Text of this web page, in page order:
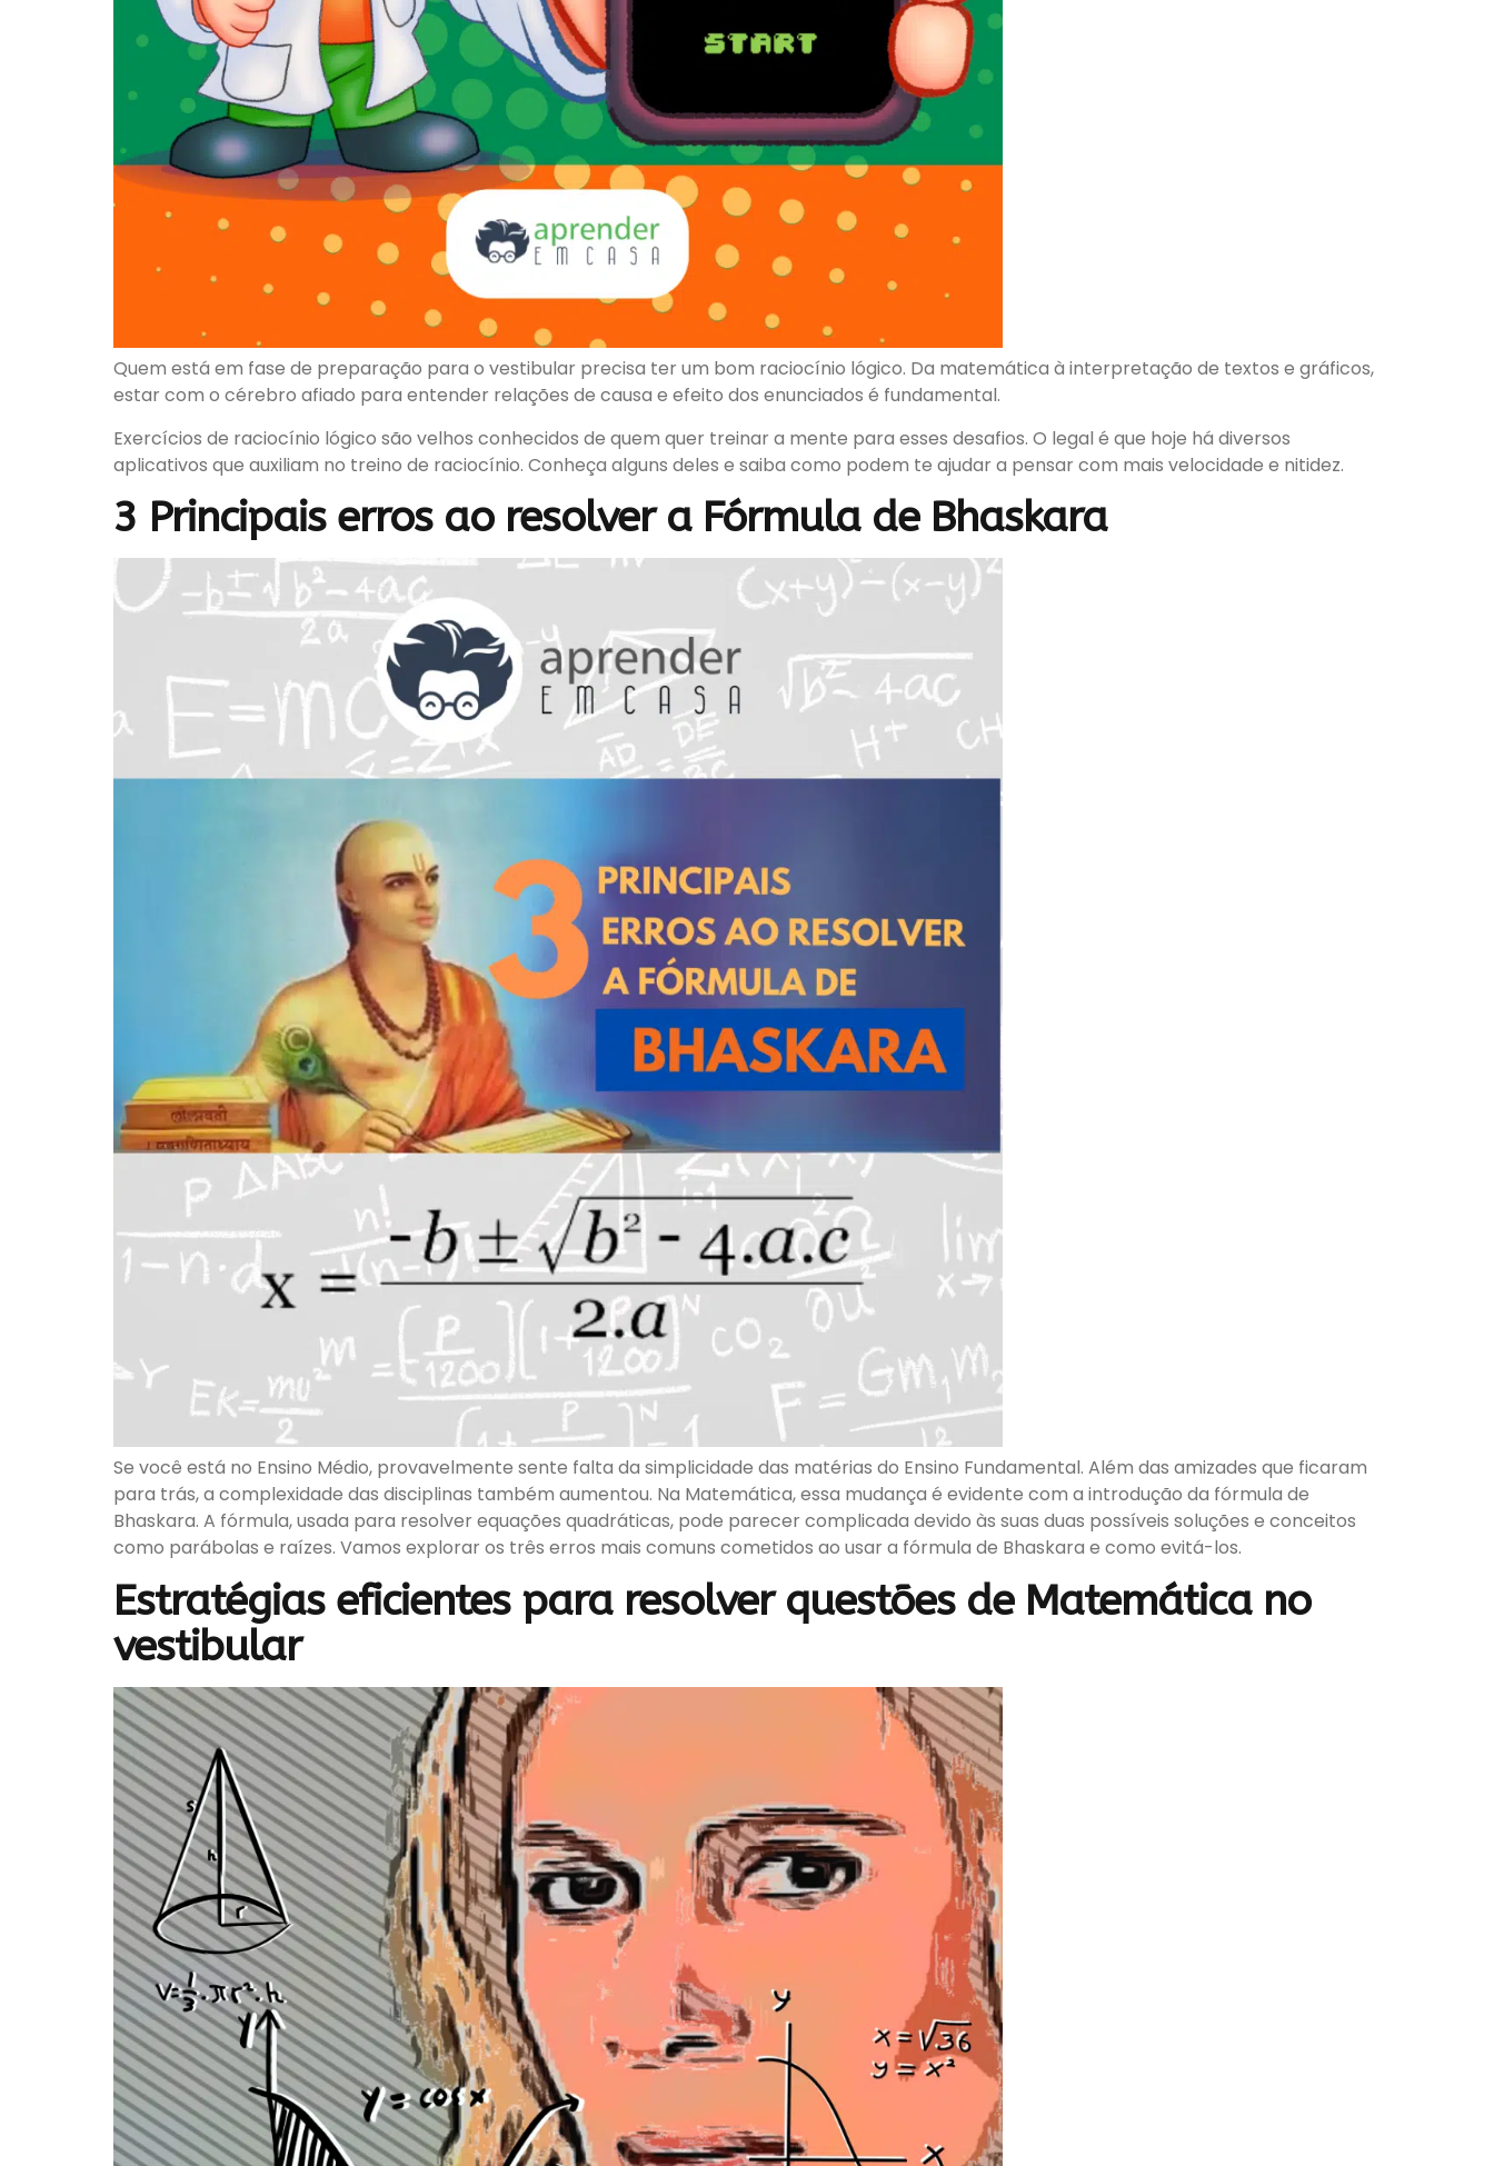
Quem está em fase de preparação para o vestibular precisa ter um bom raciocínio lógico. Da matemática à interpretação de textos e gráficos,
estar com o cérebro afiado para entender relações de causa e efeito dos enunciados é fundamental.
Exercícios de raciocínio lógico são velhos conhecidos de quem quer treinar a mente para esses desafios. O legal é que hoje há diversos
aplicativos que auxiliam no treino de raciocínio. Conheça alguns deles e saiba como podem te ajudar a pensar com mais velocidade e nitidez.
3 Principais erros ao resolver a Fórmula de Bhaskara
Se você está no Ensino Médio, provavelmente sente falta da simplicidade das matérias do Ensino Fundamental. Além das amizades que ficaram
para trás, a complexidade das disciplinas também aumentou. Na Matemática, essa mudança é evidente com a introdução da fórmula de
Bhaskara. A fórmula, usada para resolver equações quadráticas, pode parecer complicada devido às suas duas possíveis soluções e conceitos
como parábolas e raízes. Vamos explorar os três erros mais comuns cometidos ao usar a fórmula de Bhaskara e como evitá-los.
Estratégias eficientes para resolver questões de Matemática no
vestibular